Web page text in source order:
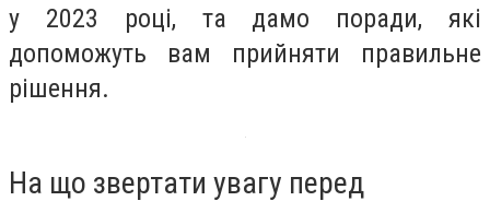
у 2023 році, та дамо поради, які
допоможуть вам прийняти правильне
рішення.
На що звертати увагу перед